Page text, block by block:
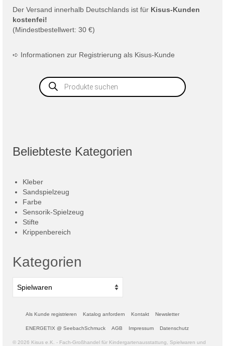
Der Versand innerhalb Deutschlands ist für Kisus-Kunden
kostenfei!
(Mindestbestellwert: 30 €)
➪ Informationen zur Registrierung als Kisus-Kunde
Products
search
Beliebteste Kategorien
Kleber
Sandspielzeug
Farbe
Sensorik-Spielzeug
Stifte
Krippenbereich
Kategorien
Als Kunde registrieren Katalog anfordern Kontakt Newsletter
ENERGETIX @ SeebachSchmuck AGB Impressum Datenschutz
© 2026 Kisus e.K. - Fach-Großhandel für Kindergartenausstattung, Spielwaren und